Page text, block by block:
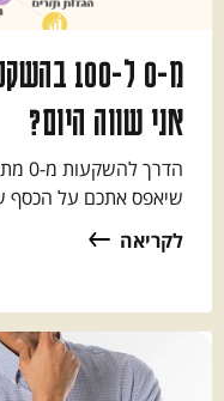
אני שווה היום?
שיאפס אתכם על הכסף
לקריאה